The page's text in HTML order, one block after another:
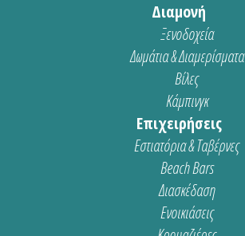
Διαμονή
Ξενοδοχεία
Δωμάτια & Διαμερίσματα
Βίλες
Κάμπινγκ
Επιχειρήσεις
Εστιατόρια & Ταβέρνες
Beach Bars
Διασκέδαση
Ενοικιάσεις